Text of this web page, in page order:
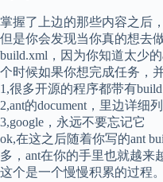
掌握了上边的那些内容之后
但是你会发现当你真的想去
build.xml，因为你知道太少
个时候如果你想完成任务，
1,很多开源的程序都带有
2,ant的document，里边详细
3,google，永远不要忘记它
ok,在这之后随着你写的ant
多，ant在你的手里也就越来
这个是一个慢慢积累的过程。